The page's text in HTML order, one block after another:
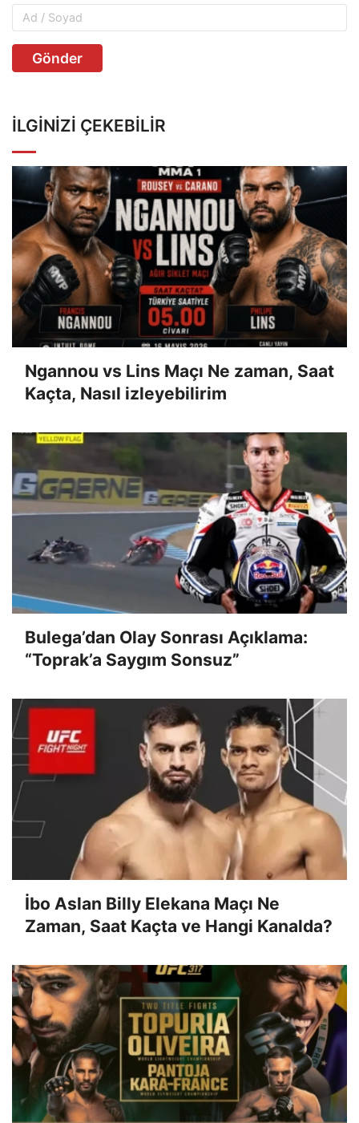
Gönder
İLGINIZI ÇEKEBILIR
Ngannou vs Lins Maçı Ne zaman, Saat
Kaçta, Nasıl izleyebilirim
Bulega’dan Olay Sonrası Açıklama:
“Toprak’a Saygım Sonsuz”
İbo Aslan Billy Elekana Maçı Ne
Zaman, Saat Kaçta ve Hangi Kanalda?